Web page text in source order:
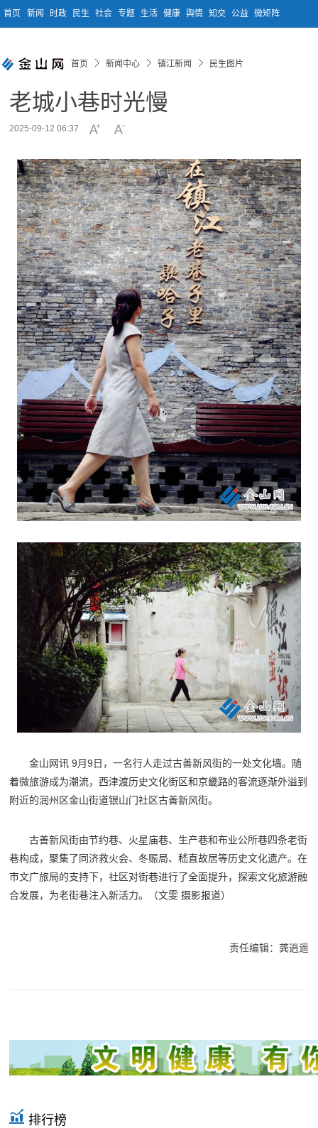
首页 新闻 时政 民生 社会 专题 生活 健康 舆情 知交 公益 微矩阵
首页 新闻中心 镇江新闻 民生图片
老城小巷时光慢
2025-09-12 06:37
金山网讯 9月9日，一名行人走过古善新风街的一处文化墙。随
着微旅游成为潮流，西津渡历史文化街区和京畿路的客流逐渐外溢到
附近的润州区金山街道银山门社区古善新风街。
古善新风街由节约巷、火星庙巷、生产巷和布业公所巷四条老街
巷构成，聚集了同济救火会、冬赈局、嵇直故居等历史文化遗产。在
市文广旅局的支持下，社区对街巷进行了全面提升，探索文化旅游融
合发展，为老街巷注入新活力。（文雯 摄影报道）
责任编辑：龚逍遥
排行榜